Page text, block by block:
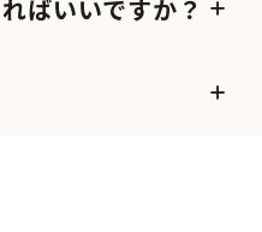
ばいいですか？